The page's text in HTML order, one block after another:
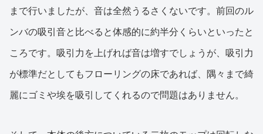
まで行いましたが、音は全然うるさくないです。前回のル
ンバの吸引音と比べると体感的に約半分くらいといったと
ころです。吸引力を上げれば音は増すでしょうが、吸引力
が標準だとしてもフローリングの床であれば、隅々まで綺
麗にゴミや埃を吸引してくれるので問題はありません。